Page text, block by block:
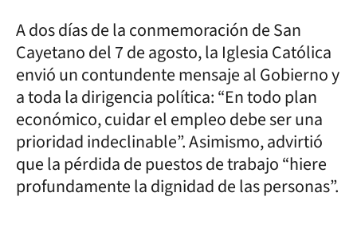
A dos días de la conmemoración de San
Cayetano del 7 de agosto, la Iglesia Católica
envió un contundente mensaje al Gobierno y
a toda la dirigencia política: “En todo plan
económico, cuidar el empleo debe ser una
prioridad indeclinable”. Asimismo, advirtió
que la pérdida de puestos de trabajo “hiere
profundamente la dignidad de las personas”.